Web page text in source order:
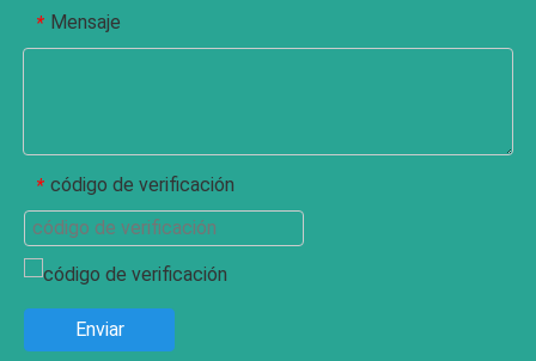
* Mensaje
* código de verificación
Enviar